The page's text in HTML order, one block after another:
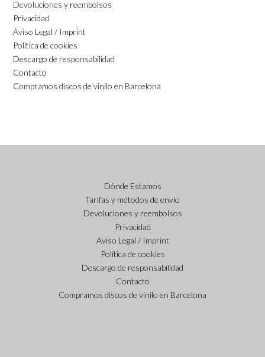
Devoluciones y reembolsos
Privacidad
Aviso Legal / Imprint
Política de cookies
Descargo de responsabilidad
Contacto
Compramos discos de vinilo en Barcelona
Dónde Estamos
Tarifas y métodos de envío
Devoluciones y reembolsos
Privacidad
Aviso Legal / Imprint
Política de cookies
Descargo de responsabilidad
Contacto
Compramos discos de vinilo en Barcelona